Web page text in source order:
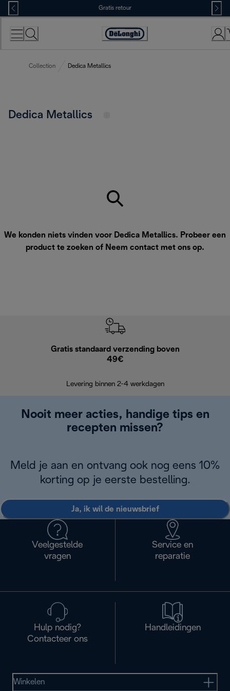
Skip
to
Content
Gratis retour
Accessibility
Collection Dedica Metallics
Dedica Metallics
We konden niets vinden voor Dedica Metallics. Probeer een
product te zoeken of Neem contact met ons op.
Gratis standaard verzending boven
49€
Levering binnen 2-4 werkdagen
Nooit meer acties, handige tips en
recepten missen?
Meld je aan en ontvang ook nog eens 10%
korting op je eerste bestelling.
Ja, ik wil de nieuwsbrief
Veelgestelde
vragen
Service en
reparatie
Hulp nodig?
Contacteer ons
Handleidingen
Winkelen